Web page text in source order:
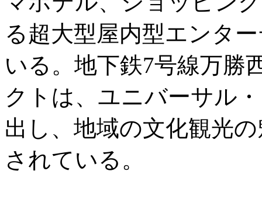
る超大型屋内型エンタ
いる。地下鉄7号線万勝
クトは、ユニバーサル
出し、地域の文化観光
されている。